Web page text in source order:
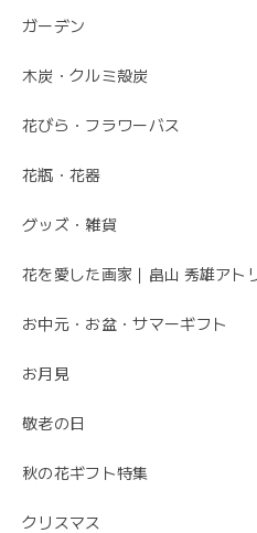
ガーデン
木炭・クルミ殻炭
花びら・フラワーバス
花瓶・花器
グッズ・雑貨
花を愛した画家｜畠山 秀雄アト
お中元・お盆・サマーギフト
お月見
敬老の日
秋の花ギフト特集
クリスマス
お願いします。 岩岡
の為にこれからも喜ば
2020/05/11
先方さんがお洒落なお花だと喜